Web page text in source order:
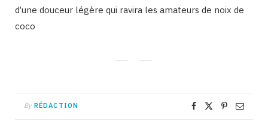
d’une douceur légère qui ravira les amateurs de noix de
coco
By RÉDACTION